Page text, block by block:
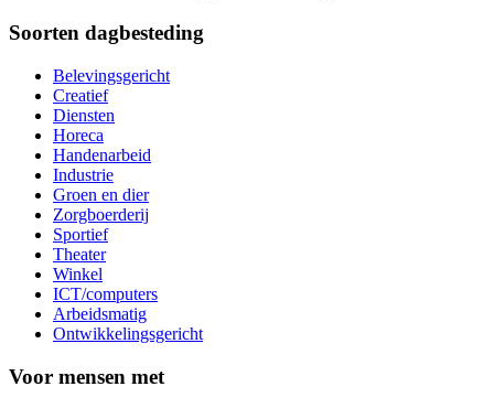
Soorten dagbesteding
Belevingsgericht
Creatief
Diensten
Horeca
Handenarbeid
Industrie
Groen en dier
Zorgboerderij
Sportief
Theater
Winkel
ICT/computers
Arbeidsmatig
Ontwikkelingsgericht
Voor mensen met